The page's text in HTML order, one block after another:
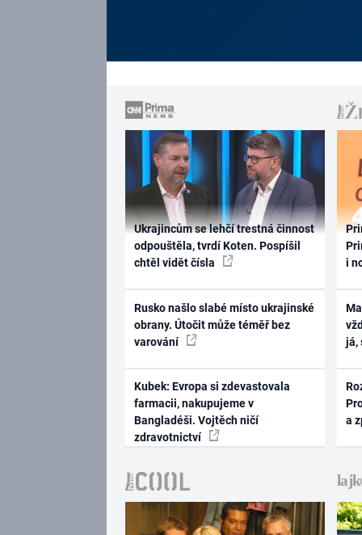
Ukrajincům se lehčí trestná činnost
odpouštěla, tvrdí Koten. Pospíšil
chtěl vidět čísla
Rusko našlo slabé místo ukrajinské
obrany. Útočit může téměř bez
varování
Kubek: Evropa si zdevastovala
farmacii, nakupujeme v
Bangladéši. Vojtěch ničí
zdravotnictví
i
já,
a